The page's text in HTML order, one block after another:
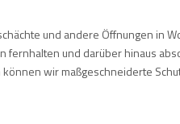
und andere Öffnungen in
fernhalten und darüber hinaus
wir maßgeschneiderte